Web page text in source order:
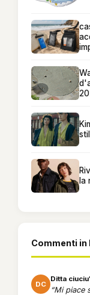
la
Commenti in
DC
Ditta ciuciu'
“Mi piace